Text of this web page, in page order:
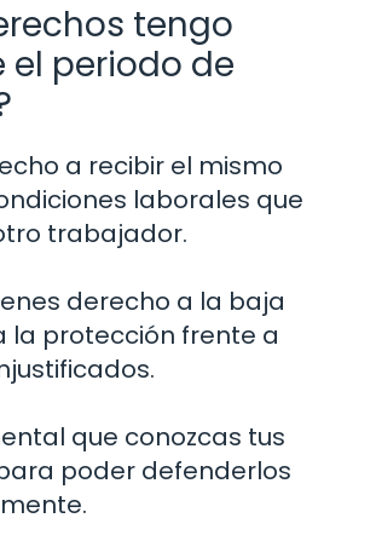
tengo
el periodo de
a recibir el mismo
laborales que
trabajador.
derecho a la baja
la protección frente a
que conozcas tus
poder defenderlos